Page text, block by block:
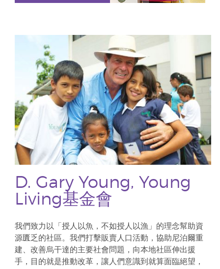
D. Gary Young, Young
Living基金會
我們致力以「授人以魚，不如授人以漁」的理念幫助資
源匱乏的社區。我們打擊販賣人口活動，協助尼泊爾重
建、改善烏干達的主要社會問題，向本地社區伸出援
手，目的就是推動改革，讓人們意識到就算面臨絕望，